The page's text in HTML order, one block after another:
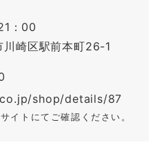
：00
崎区駅前本町26-1
shop/details/87
イトにてご確認ください。